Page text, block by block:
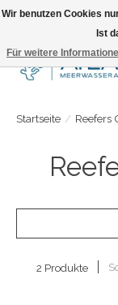
Täglicher Versand.
Startseite / Reefers
2 Produkte
Wir benutzen Cookies
Ist
Für weitere